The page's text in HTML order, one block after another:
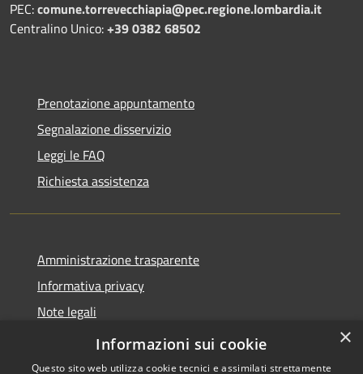
PEC:comune.torrevecchiapia@pec.regione.lombardia.it
Centralino Unico:+39 0382 68502
Prenotazione appuntamento
Segnalazione disservizio
Leggi le FAQ
Richiesta assistenza
Amministrazione trasparente
Informativa privacy
Note legali
Dichiarazione di accessibilità
×
Informazioni sui cookie
Questo sito web utilizza cookie tecnici e assimilati strettamente